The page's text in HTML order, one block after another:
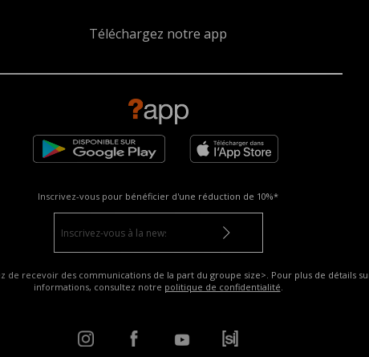
Téléchargez notre app
Inscrivez-vous pour bénéficier d'une réduction de 10%*
de recevoir des communications de la part du groupe size>. Pour plus de détails
informations, consultez notre politique de confidentialité.